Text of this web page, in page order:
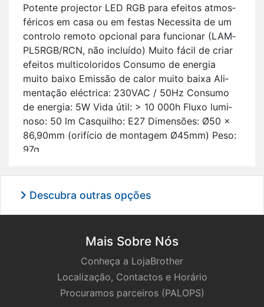
Po­tente pro­jector LED RGB para efeitos at­mos­
fé­ricos em casa ou em festas Ne­ces­sita de um
con­trolo re­moto op­ci­onal para fun­ci­onar (LAM­
PL5RGB/RCN, não in­cluído) Muito fácil de criar
efeitos mul­ti­co­lo­ridos Con­sumo de energia
muito baixo Emissão de calor muito baixa Ali­
men­tação eléc­trica: 230VAC / 50Hz Con­sumo
de energia: 5W Vida útil: > 10 000h Fluxo lu­mi­
noso: 50 lm Cas­quilho: E27 Di­men­sões: Ø50 x
86,90mm (ori­fício de mon­tagem Ø45mm) Peso:
97g
Descubra outras opções
Mais Sobre Nós
Conheça a LojaBrother
Localização, Contactos e Horário
Procuramos parceiros (PALOPS)